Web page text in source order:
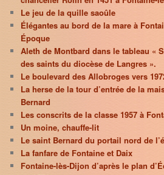
Le jeu de la quille saoûle
Élégantes au bord de la mare à
Époque
Aleth de Montbard dans le tableau «
des saints du diocèse de Langres ».
Le boulevard des Allobroges vers
La herse de la tour d’entrée de la
Bernard
Les conscrits de la classe 1957 à
Un moine, chauffe-lit
Le saint Bernard du portail nord de
La fanfare de Fontaine et Daix
Fontaine-lès-Dijon d’après le plan